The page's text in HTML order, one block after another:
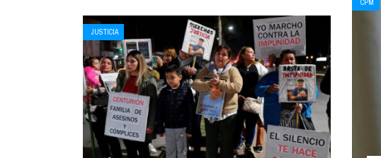
CPM
JUSTICIA